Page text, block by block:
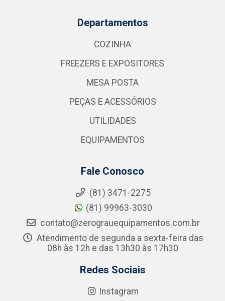
Departamentos
COZINHA
FREEZERS E EXPOSITORES
MESA POSTA
PEÇAS E ACESSÓRIOS
UTILIDADES
EQUIPAMENTOS
Fale Conosco
(81) 3471-2275
(81) 99963-3030
contato@zerograuequipamentos.com.br
Atendimento de segunda a sexta-feira das
08h às 12h e das 13h30 às 17h30
Redes Sociais
Instagram